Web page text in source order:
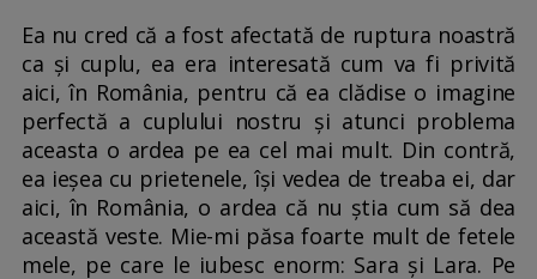
Ea nu cred că a fost afectată de ruptura noastră
ca și cuplu, ea era interesată cum va fi privită
aici, în România, pentru că ea clădise o imagine
perfectă a cuplului nostru și atunci problema
aceasta o ardea pe ea cel mai mult. Din contră,
ea ieșea cu prietenele, își vedea de treaba ei, dar
aici, în România, o ardea că nu știa cum să dea
această veste. Mie-mi păsa foarte mult de fetele
mele, pe care le iubesc enorm: Sara și Lara. Pe